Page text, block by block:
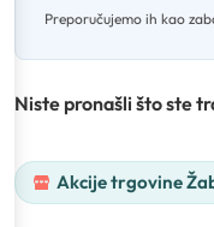
Preporučujemo ih kao
Niste pronašli što ste
Akcije trgovine